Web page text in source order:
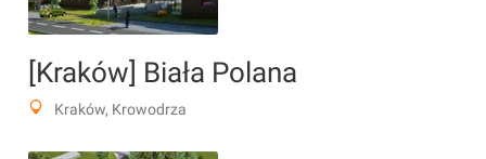
[Kraków] Biała Polana
Kraków, Krowodrza